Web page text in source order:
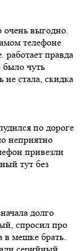
очень выгодно.
телефоне
правда
было чуть
не стала, скидка
по дороге
неприятно
привезли
тут без
долго
спросил про
в мешке брать.